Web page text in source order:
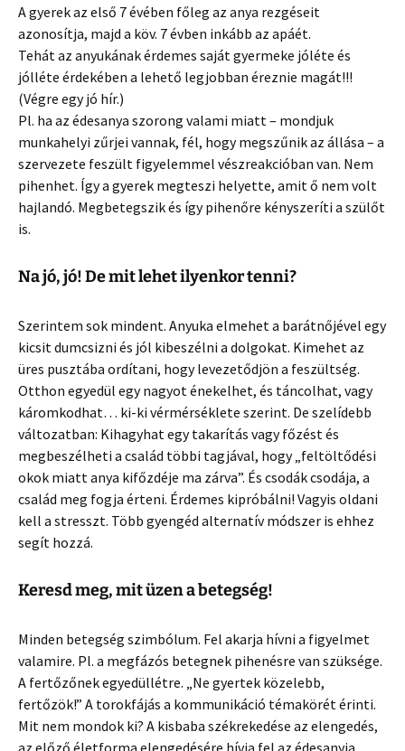
A gyerek az első 7 évében főleg az anya rezgéseit
azonosítja, majd a köv. 7 évben inkább az apáét.
Tehát az anyukának érdemes saját gyermeke jóléte és
jólléte érdekében a lehető legjobban éreznie magát!!!
(Végre egy jó hír.)
Pl. ha az édesanya szorong valami miatt – mondjuk
munkahelyi zűrjei vannak, fél, hogy megszűnik az állása – a
szervezete feszült figyelemmel vészreakcióban van. Nem
pihenhet. Így a gyerek megteszi helyette, amit ő nem volt
hajlandó. Megbetegszik és így pihenőre kényszeríti a szülőt
is.
Na jó, jó! De mit lehet ilyenkor tenni?
Szerintem sok mindent. Anyuka elmehet a barátnőjével egy
kicsit dumcsizni és jól kibeszélni a dolgokat. Kimehet az
üres pusztába ordítani, hogy levezetődjön a feszültség.
Otthon egyedül egy nagyot énekelhet, és táncolhat, vagy
káromkodhat… ki-ki vérmérséklete szerint. De szelídebb
változatban: Kihagyhat egy takarítás vagy főzést és
megbeszélheti a család többi tagjával, hogy „feltöltődési
okok miatt anya kifőzdéje ma zárva”. És csodák csodája, a
család meg fogja érteni. Érdemes kipróbálni! Vagyis oldani
kell a stresszt. Több gyengéd alternatív módszer is ehhez
segít hozzá.
Keresd meg, mit üzen a betegség!
Minden betegség szimbólum. Fel akarja hívni a figyelmet
valamire. Pl. a megfázós betegnek pihenésre van szüksége.
A fertőzőnek egyedüllétre. „Ne gyertek közelebb,
fertőzök!” A torokfájás a kommunikáció témakörét érinti.
Mit nem mondok ki? A kisbaba székrekedése az elengedés,
az előző életforma elengedésére hívja fel az édesanyja